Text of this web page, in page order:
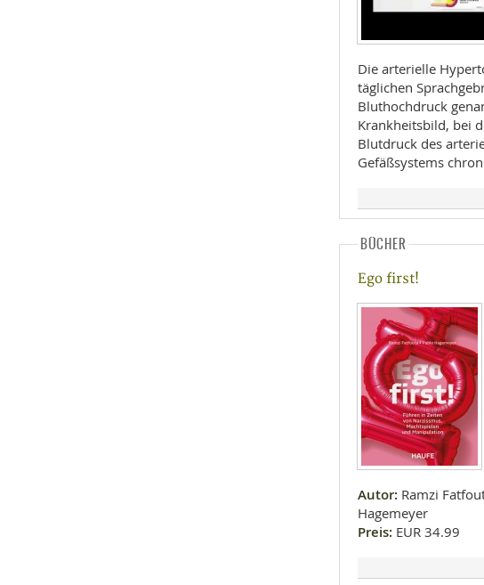
Die arterielle
täglichen
Bluthochdruck
Krankheitsbild, bei
Blutdruck des
Gefäßsystems
BÜCHER
Ego first!
Autor: Ramzi
Hagemeyer
Preis: EUR 34.99